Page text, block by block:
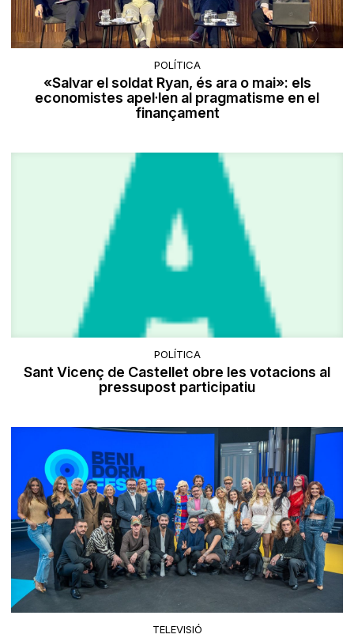
POLÍTICA
«Salvar el soldat Ryan, és ara o mai»: els
economistes apel·len al pragmatisme en el
finançament
POLÍTICA
Sant Vicenç de Castellet obre les votacions al
pressupost participatiu
TELEVISIÓ